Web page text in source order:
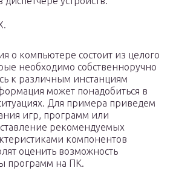
о компьютере состоит из целого
необходимо собственноручно
к различным инстанциям
может понадобиться в
Для примера приведем
игр, программ или
рекомендуемых
компонентов
оценить возможность
программ на ПК.